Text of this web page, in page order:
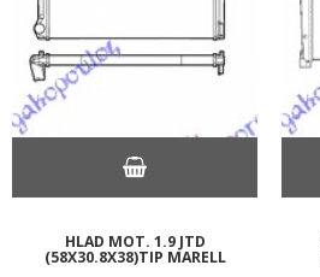
HLAD MOT. 1.9 JTD
(58X30.8X38)TIP MARELL